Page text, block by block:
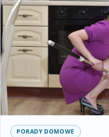
PORADY DOMOWE